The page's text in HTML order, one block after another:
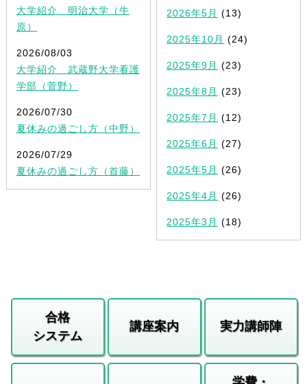
大学紹介 明治大学（牛
原）
2026/08/03
大学紹介 武蔵野大学看護
学部（菅野）
2026/07/30
夏休みの過ごし方（中野）
2026/07/29
夏休みの過ごし方（首藤）
2026年5月 (13)
2025年10月 (24)
2025年9月 (23)
2025年8月 (23)
2025年7月 (12)
2025年6月 (27)
2025年5月 (26)
2025年4月 (26)
2025年3月 (18)
合格
システム
講座案内 実力講師陣